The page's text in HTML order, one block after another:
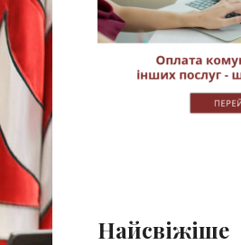
Найсвіжіше